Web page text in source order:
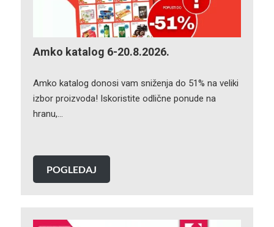
Amko katalog 6-20.8.2026.
Amko katalog donosi vam sniženja do 51% na veliki
izbor proizvoda! Iskoristite odlične ponude na
hranu,…
POGLEDAJ